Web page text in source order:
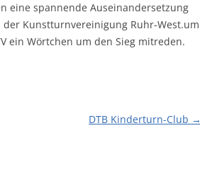
eine spannende Auseinandersetzung
Kunstturnvereinigung Ruhr-West.um
ein Wörtchen um den Sieg mitreden.
DTB Kinderturn-Club →